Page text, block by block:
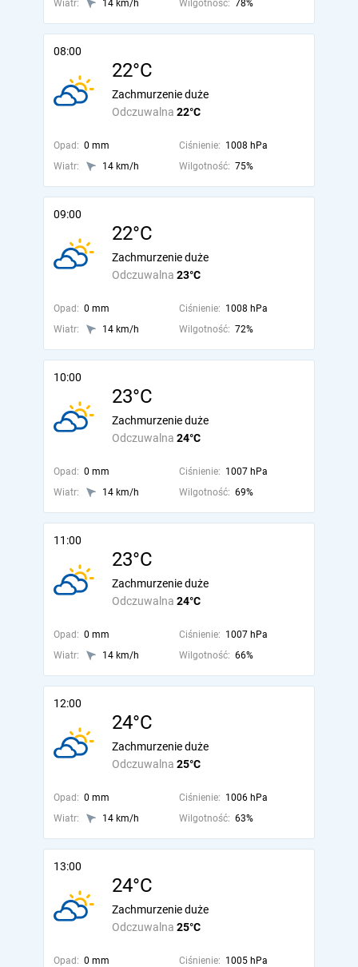
Wiatr: 14 km/h Wilgotność: 78%
08:00
22°C
Odczuwalna 22°C
Zachmurzenie duże
Opad: 0 mm Ciśnienie: 1008 hPa
Wiatr:
14 km/h Wilgotność: 75%
09:00
22°C
Odczuwalna 23°C
Zachmurzenie duże
Opad: 0 mm Ciśnienie: 1008 hPa
Wiatr:
14 km/h Wilgotność: 72%
10:00
23°C
Odczuwalna 24°C
Zachmurzenie duże
Opad: 0 mm Ciśnienie: 1007 hPa
Wiatr:
14 km/h Wilgotność: 69%
11:00
23°C
Odczuwalna 24°C
Zachmurzenie duże
Opad: 0 mm Ciśnienie: 1007 hPa
Wiatr:
14 km/h Wilgotność: 66%
12:00
24°C
Odczuwalna 25°C
Zachmurzenie duże
Opad: 0 mm Ciśnienie: 1006 hPa
Wiatr:
14 km/h Wilgotność: 63%
13:00
24°C
Odczuwalna 25°C
Zachmurzenie duże
Opad: 0 mm Ciśnienie: 1005 hPa